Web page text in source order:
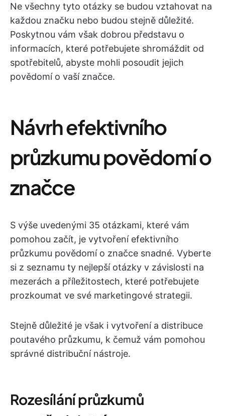
Ne všechny tyto otázky se budou vztahovat na
každou značku nebo budou stejně důležité.
Poskytnou vám však dobrou představu o
informacích, které potřebujete shromáždit od
spotřebitelů, abyste mohli posoudit jejich
povědomí o vaší značce.
Návrh efektivního
průzkumu povědomí o
značce
S výše uvedenými 35 otázkami, které vám
pomohou začít, je vytvoření efektivního
průzkumu povědomí o značce snadné. Vyberte
si z seznamu ty nejlepší otázky v závislosti na
mezerách a příležitostech, které potřebujete
prozkoumat ve své marketingové strategii.
Stejně důležité je však i vytvoření a distribuce
poutavého průzkumu, k čemuž vám pomohou
správné distribuční nástroje.
Rozesílání průzkumů